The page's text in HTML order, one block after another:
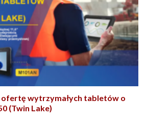
wytrzymałych tabletów o
(Twin Lake)